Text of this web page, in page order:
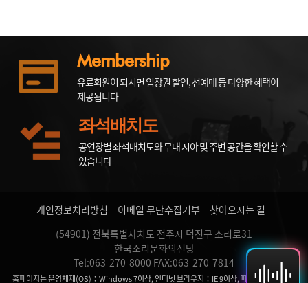
Membership
유료회원이 되시면 입장권 할인, 선예매 등 다양한 혜택이
제공됩니다
좌석배치도
공연장별 좌석배치도와 무대 시야 및 주변 공간을 확인할 수
있습니다
개인정보처리방침 이메일 무단수집거부
찾아오시는 길
(54901) 전북특별자치도 전주시 덕진구 소리로31
한국소리문화의전당
Tel:063-270-8000 FAX:063-270-7814
홈페이지는 운영체제(OS)：Windows 7이상, 인터넷 브라우저：IE 9이상, 파이어 폭스, 크롬,